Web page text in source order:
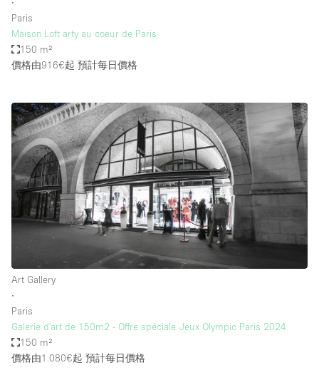
Paris
Maison Loft arty au coeur de Paris
150 m²
價格由916€起 預計每日價格
Art Gallery
∙
Paris
Galerie d'art de 150m2 - Offre spéciale Jeux Olympic Paris 2024
150 m²
價格由1.080€起 預計每日價格